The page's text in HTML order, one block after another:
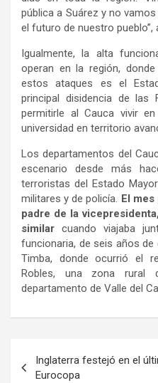
pública a Suárez y no
el futuro de nuestro pueblo”,
Igualmente, la alta
operan en la región,
estos ataques es el
principal disidencia de las
permitirle al Cauca vivir
universidad en territorio
Los departamentos del
escenario desde más
terroristas del Estado
militares y de policía. El
padre de la
similar cuando viajaba
funcionaria, de seis años de
Timba, donde ocurrió el
Robles, una zona rural
departamento de Valle del
de
Inglaterra festejó en el
Eurocopa